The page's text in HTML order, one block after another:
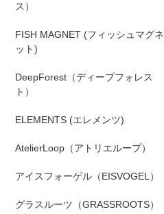
ス）
FISH MAGNET (フィッシュマグネ
ット)
DeepForest（ディープフォレス
ト）
ELEMENTS (エレメンツ)
AtelierLoop（アトリエループ）
アイスフォーゲル（EISVOGEL）
グラスルーツ（GRASSROOTS）